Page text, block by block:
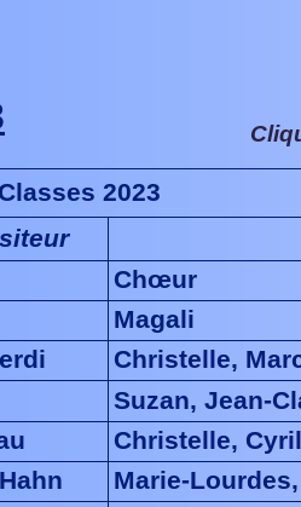
2023
Chœur
Magali
Christelle,
Suzan, Jean-
Christelle,
Marie-